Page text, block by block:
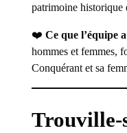
patrimoine historique
❤️Ce que l’équipe
hommes et femmes,
Conquérant et sa